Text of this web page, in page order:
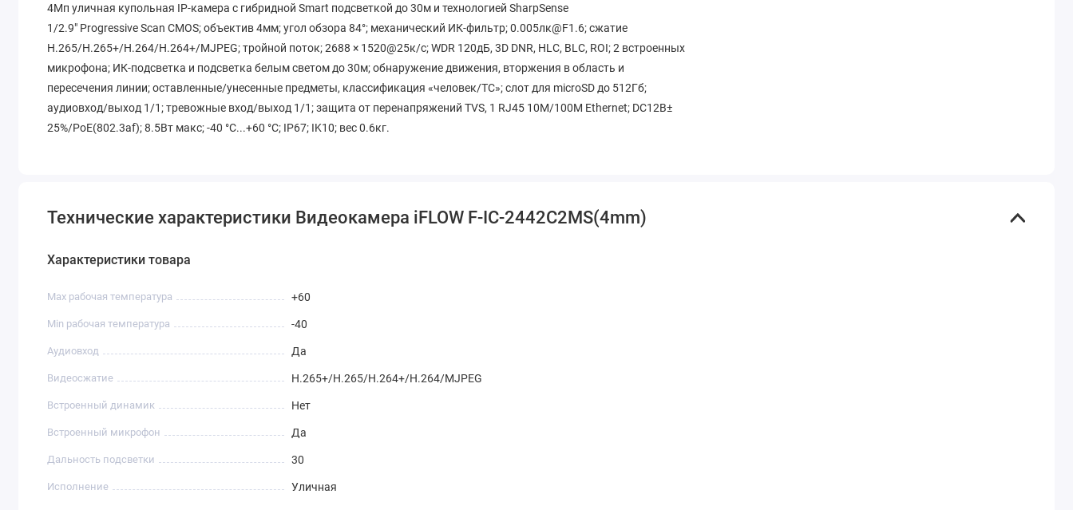
4Мп уличная купольная IP-камера с гибридной Smart подсветкой до 30м и технологией SharpSense
1/2.9" Progressive Scan CMOS; объектив 4мм; угол обзора 84°; механический ИК-фильтр; 0.005лк@F1.6; сжатие
H.265/H.265+/H.264/H.264+/MJPEG; тройной поток; 2688 × 1520@25к/с; WDR 120дБ, 3D DNR, HLC, BLC, ROI; 2 встроенных
микрофона; ИК-подсветка и подсветка белым светом до 30м; обнаружение движения, вторжения в область и
пересечения линии; оставленные/унесенные предметы, классификация «человек/ТС»; слот для microSD до 512Гб;
аудиовход/выход 1/1; тревожные вход/выход 1/1; защита от перенапряжений TVS, 1 RJ45 10M/100M Ethernet; DC12В±
25%/PoE(802.3af); 8.5Вт макс; -40 °C...+60 °C; IP67; IK10; вес 0.6кг.
Технические характеристики Видеокамера iFLOW F-IC-2442C2MS(4mm)
Характеристики товара
Max рабочая температура +60
Min рабочая температура -40
Аудиовход Да
Видеосжатие H.265+/H.265/H.264+/H.264/MJPEG
Встроенный динамик Нет
Встроенный микрофон Да
Дальность подсветки 30
Исполнение Уличная